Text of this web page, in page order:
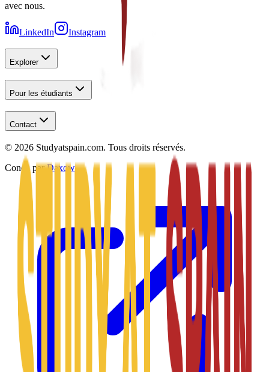
avec nous.
LinkedIn Instagram
Explorer
Pour les étudiants
Contact
© 2026 Studyatspain.com. Tous droits réservés.
Conçu par Daxow